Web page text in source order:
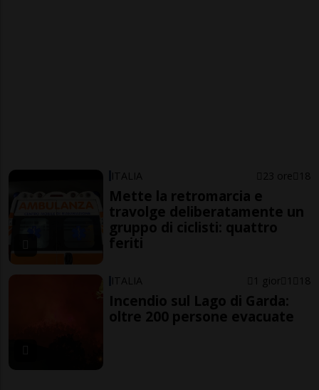
ITALIA 23 ore 18
Mette la retromarcia e
travolge deliberatamente un
gruppo di ciclisti: quattro
feriti
ITALIA 1 gior 1 18
Incendio sul Lago di Garda:
oltre 200 persone evacuate